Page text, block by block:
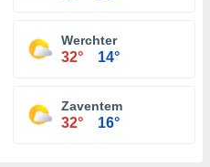
Werchter
32° 14°
Zaventem
32° 16°